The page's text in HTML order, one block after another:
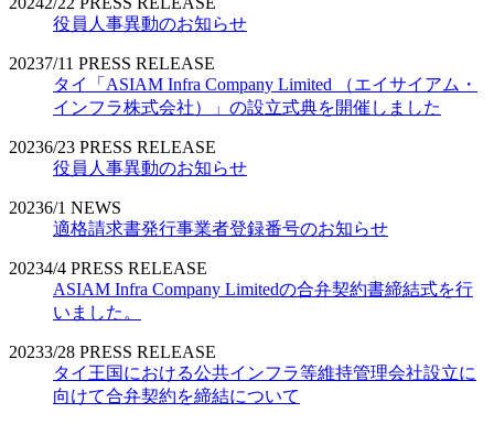
役員人事異動のお知らせ
20237/11 PRESS RELEASE
タイ「ASIAM Infra Company Limited （エイサイアム・
インフラ株式会社）」の設立式典を開催しました
20236/23 PRESS RELEASE
役員人事異動のお知らせ
20236/1 NEWS
適格請求書発行事業者登録番号のお知らせ
20234/4 PRESS RELEASE
ASIAM Infra Company Limitedの合弁契約書締結式を行
いました。
20233/28 PRESS RELEASE
タイ王国における公共インフラ等維持管理会社設立に
向けて合弁契約を締結について